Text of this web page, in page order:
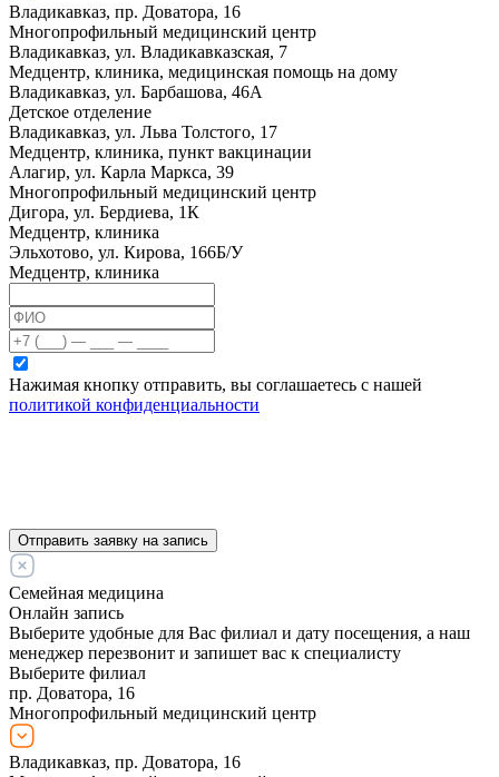
Владикавказ, пр. Доватора, 16
Многопрофильный медицинский центр
Владикавказ, ул. Владикавказская, 7
Медцентр, клиника, медицинская помощь на дому
Владикавказ, ул. Барбашова, 46А
Детское отделение
Владикавказ, ул. Льва Толстого, 17
Медцентр, клиника, пункт вакцинации
Алагир, ул. Карла Маркса, 39
Многопрофильный медицинский центр
Дигора, ул. Бердиева, 1К
Медцентр, клиника
Эльхотово, ул. Кирова, 166Б/У
Медцентр, клиника
Нажимая кнопку отправить, вы соглашаетесь с нашей
политикой конфиденциальности
Отправить заявку на запись
Семейная медицина
Онлайн запись
Выберите удобные для Вас филиал и дату посещения, а наш
менеджер перезвонит и запишет вас к специалисту
Выберите филиал
пр. Доватора, 16
Многопрофильный медицинский центр
Владикавказ, пр. Доватора, 16